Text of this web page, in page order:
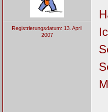
Registrierungsdatum: 13. April
2007